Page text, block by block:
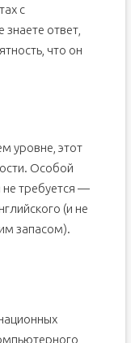
с
ответ,
что он
уровне, этот
Особой
не требуется —
(и не
запасом).